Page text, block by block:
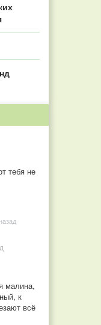
тебя не
малина,
к
всё